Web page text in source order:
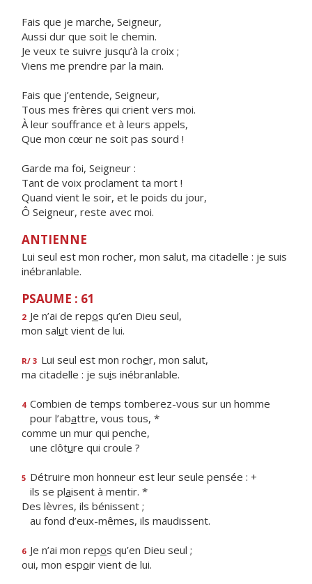
Fais que je marche, Seigneur,
Aussi dur que soit le chemin.
Je veux te suivre jusqu’à la croix ;
Viens me prendre par la main.
Fais que j’entende, Seigneur,
Tous mes frères qui crient vers moi.
À leur souffrance et à leurs appels,
Que mon cœur ne soit pas sourd !
Garde ma foi, Seigneur :
Tant de voix proclament ta mort !
Quand vient le soir, et le poids du jour,
Ô Seigneur, reste avec moi.
ANTIENNE
Lui seul est mon rocher, mon salut, ma citadelle : je suis
inébranlable.
PSAUME : 61
2 Je n’ai de repos qu’en Dieu seul,
mon salut vient de lui.
R/ 3 Lui seul est mon rocher, mon salut,
ma citadelle : je suis inébranlable.
4 Combien de temps tomberez-vous sur un homme
pour l’abattre, vous tous, *
comme un mur qui penche,
une clôture qui croule ?
5 Détruire mon honneur est leur seule pensée : +
ils se plaisent à mentir. *
Des lèvres, ils bénissent ;
au fond d’eux-mêmes, ils maudissent.
6 Je n’ai mon repos qu’en Dieu seul ;
oui, mon espoir vient de lui.